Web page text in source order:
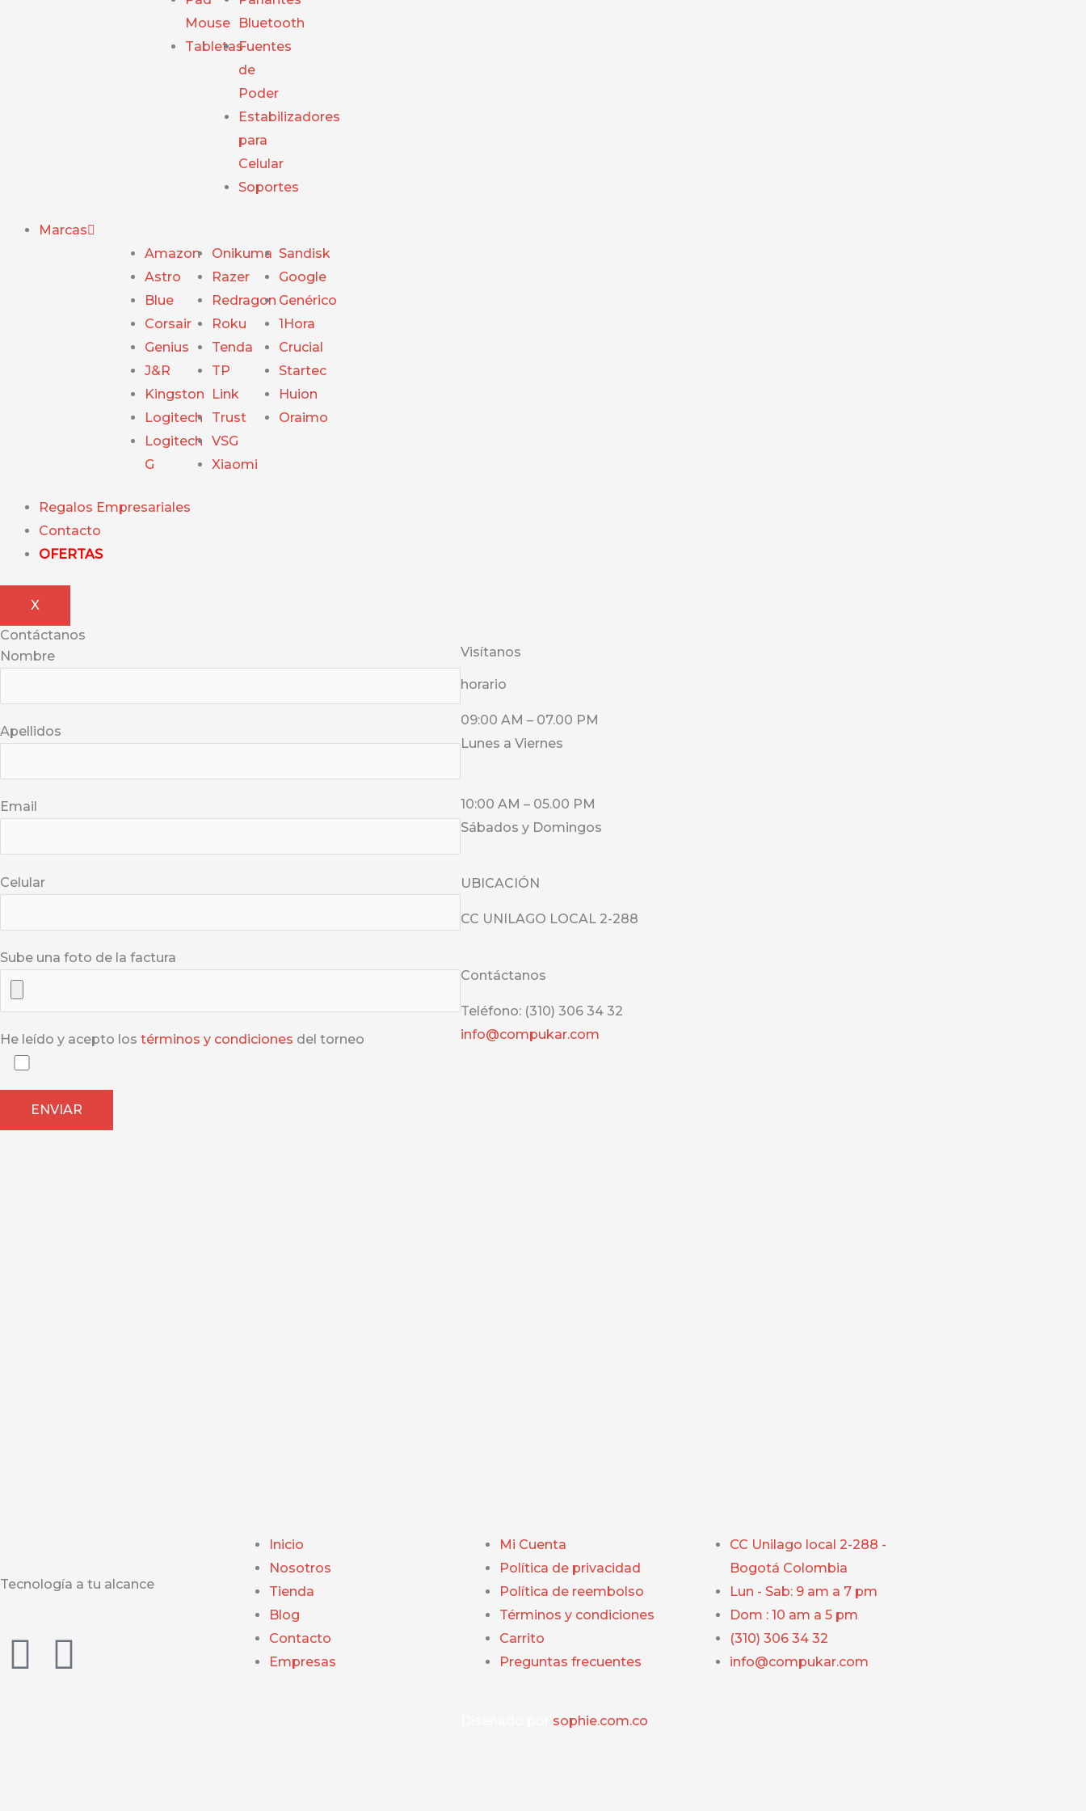
Mouse
Tabletas
Bluetooth
Fuentes
de
Poder
Estabilizadores
para
Celular
Soportes
Marcas
Amazon
Astro
Blue
Corsair
Genius
J&R
Kingston
Logitech
Logitech
G
Onikuma
Razer
Redragon
Roku
Tenda
TP
Link
Trust
VSG
Xiaomi
Sandisk
Google
Genérico
1Hora
Crucial
Startec
Huion
Oraimo
Regalos Empresariales
Contacto
OFERTAS
X
Contáctanos
Nombre
Apellidos
Email
Celular
Sube una foto de la factura
He leído y acepto los términos y condiciones del torneo
Visítanos
horario
09:00 AM – 07.00 PM
Lunes a Viernes
10:00 AM – 05.00 PM
Sábados y Domingos
UBICACIÓN
CC UNILAGO LOCAL 2-288
Contáctanos
Teléfono: (310) 306 34 32
info@compukar.com
Tecnología a tu alcance
F
I
Inicio
Nosotros
Tienda
Blog
Contacto
Empresas
Mi Cuenta
Política de privacidad
Política de reembolso
Términos y condiciones
Carrito
Preguntas frecuentes
CC Unilago local 2-288 -
Bogotá Colombia
Lun - Sab: 9 am a 7 pm
Dom : 10 am a 5 pm
(310) 306 34 32
info@compukar.com
sophie.com.co